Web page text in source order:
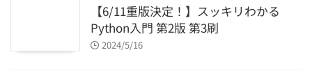
【6/11重版決定！】スッキリわかる
Python入門 第2版 第3刷
2024/5/16